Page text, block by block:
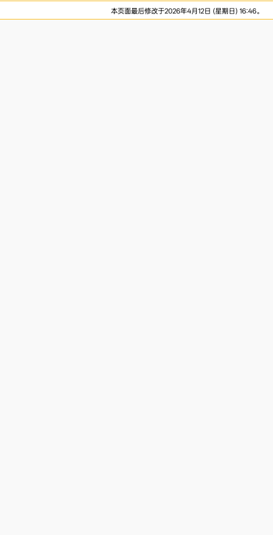
本页面最后修改于2026年4月12日 (星期日) 16:46。